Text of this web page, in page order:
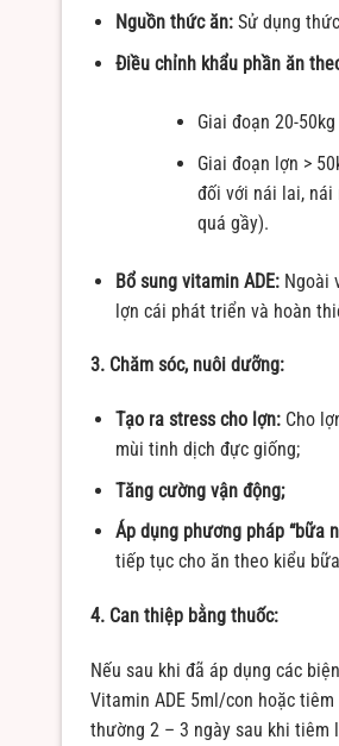
Nguồn thức ăn:Sử dụng
Điều chỉnh khẩu phần ăn
Giai đoạn 20-
Giai đoạn lợn >
đối với nái lai, nái
quá gầy).
Bổ sung vitamin ADE:Ngoài
lợn cái phát triển và hoàn
3. Chăm sóc, nuôi dưỡng:
Tạo ra stress cho lợn:Cho
mùi tinh dịch đực giống;
Tăng cường vận động;
Áp dụng phương pháp “bữa
tiếp tục cho ăn theo kiểu
4. Can thiệp bằng thuốc:
Nếu sau khi đã áp dụng các
Vitamin ADE 5ml/con hoặc
thường 2 – 3 ngày sau khi tiêm